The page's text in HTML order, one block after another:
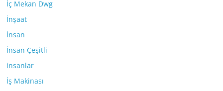
İç Mekan Dwg
İnşaat
İnsan
İnsan Çeşitli
insanlar
İş Makinası